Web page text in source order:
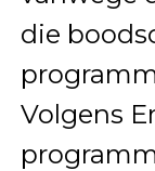
die
Volgens